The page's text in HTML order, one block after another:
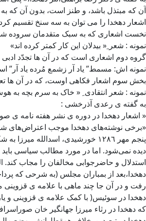
آن که مبتذل باشد، و طنز است، بدون آن که
اشعار دهخدا را می توان به سه سنخ تقسیم
نخست اشعاری که به سبک متقدمان سروده
نمونه : شعر ِ« بیدلان این کار کمتر کرده اند»
گروه دوم اشعاری است که در آن ها تجدّد
نمونه اش: مسمط” یاد آر زشمع مُرده یاد آر”
بخش سوم اشعار فکاهی اوست، که در آن ها
نمونه : شعر انتقادی ِ « خاک به سرم بچه به
به گفته ی رعدی آذرخشی :
« اشعار دهخدا در دوره ی نشر هفته نامه ی
«برخی نوشته‌های دهخدا موجب اعتراض‌های
دیده نمی‌شود. اما در مورد مطالب سیاسی
استدلال و حاضرجوابی مخالفان را مجاب کند.
دهخدا،بعد از بمباران مجلس (به شرحی که
رفت و در آن جا چند ماهی با علامه ی
دهخدا در سوئیس( با کمک علامه ی قزوینی و
که دهخدا در رثاء میرزا جهانگیر خان